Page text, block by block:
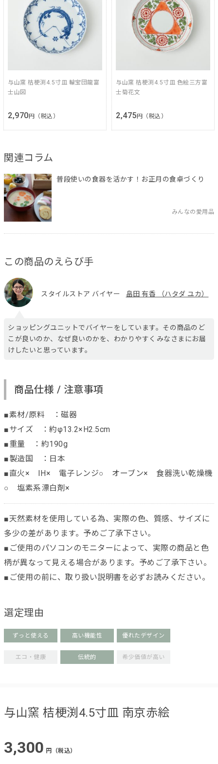
与山窯 桔梗渕4.5寸皿 輪宝団龍富
士山図
2,970円（税込）
与山窯 桔梗渕4.5寸皿 色絵三方富
士菊花文
2,475円（税込）
関連コラム
普段使いの食器を活かす！お正月の食卓づくり
みんなの愛用品
この商品のえらび手
スタイルストア バイヤー 畠田 有香 （ハタダ ユカ）
ショッピングユニットでバイヤーをしています。その商品のど
こが良いのか、なぜ良いのかを、わかりやすくみなさまにお届
けしたいと思っています。
商品仕様 / 注意事項
■素材/原料 ：磁器
■サイズ ：約φ13.2×H2.5cm
■重量 ：約190g
■製造国 ：日本
■直火× IH× 電子レンジ○ オーブン× 食器洗い乾燥機
○ 塩素系漂白剤×
■天然素材を使用している為、実際の色、質感、サイズに
多少の差があります。予めご了承下さい。
■ご使用のパソコンのモニターによって、実際の商品と色
柄が異なって見える場合があります。予めご了承下さい。
■ご使用の前に、取り扱い説明書を必ずお読みください。
選定理由
ずっと使える 高い機能性 優れたデザイン
エコ・健康 伝統的 希少価値が高い
与山窯 桔梗渕4.5寸皿 南京赤絵
3,300 円（税込）